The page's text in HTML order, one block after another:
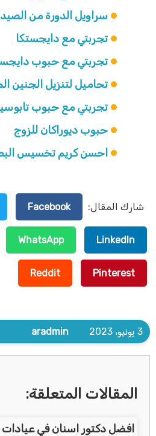
سراويل الدورة من
تجربتي مع دايجستكا
تجربتي مع حبوب
تحاميل لتنزيل الجنين
تجربتي مع حبوب
حبوب ديوراكان للزوج
احسن كريم تخسيس
شارك المقال: Facebook
LinkedIn
WhatsApp
Pinterest
Reddit
3 يونيو، 2023 aradmin
المقالات المتعلقة:
افضل دكتور اسنان في